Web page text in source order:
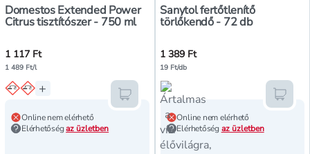
Domestos Extended Power
Citrus tisztítószer - 750 ml
1 117 Ft
1 489 Ft/l
Online nem elérhető
Elérhetőségaz üzletben
+
Kosárba teszem
Sanytol fertőtlenítő
törlőkendő - 72 db
1 389 Ft
19 Ft/db
Online nem elérhető
Elérhetőség az üzletben